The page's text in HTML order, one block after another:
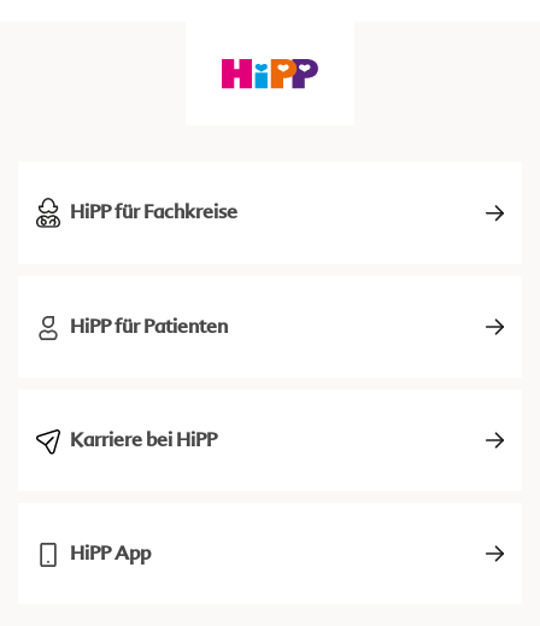
HiPP für Fachkreise
HiPP für Patienten
Karriere bei HiPP
HiPP App